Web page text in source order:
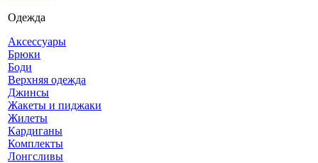
Одежда
Аксессуары
Брюки
Боди
Верхняя одежда
Джинсы
Жакеты и пиджаки
Жилеты
Кардиганы
Комплекты
Лонгсливы